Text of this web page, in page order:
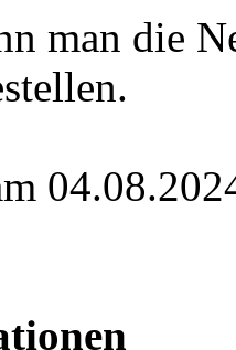
man die